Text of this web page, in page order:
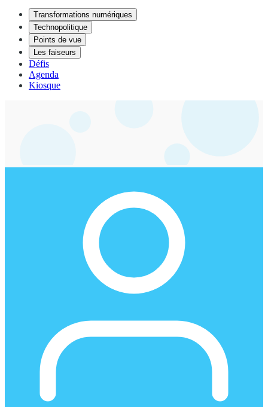
Transformations numériques
Technopolitique
Points de vue
Les faiseurs
Défis
Agenda
Kiosque